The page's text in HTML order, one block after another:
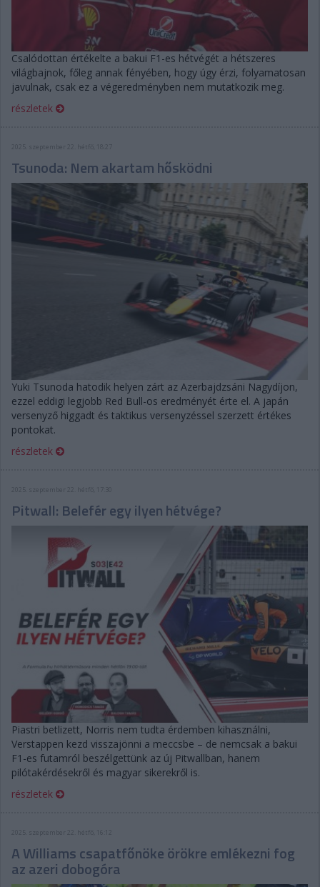
Csalódottan értékelte a bakui F1-es hétvégét a hétszeres
világbajnok, főleg annak fényében, hogy úgy érzi, folyamatosan
javulnak, csak ez a végeredményben nem mutatkozik meg.
részletek
2025. szeptember 22. hétfő, 18:27
Tsunoda: Nem akartam hősködni
Yuki Tsunoda hatodik helyen zárt az Azerbajdzsáni Nagydíjon,
ezzel eddigi legjobb Red Bull-os eredményét érte el. A japán
versenyző higgadt és taktikus versenyzéssel szerzett értékes
pontokat.
részletek
2025. szeptember 22. hétfő, 17:30
Pitwall: Belefér egy ilyen hétvége?
Piastri betlizett, Norris nem tudta érdemben kihasználni,
Verstappen kezd visszajönni a meccsbe – de nemcsak a bakui
F1-es futamról beszélgettünk az új Pitwallban, hanem
pilótakérdésekről és magyar sikerekről is.
részletek
2025. szeptember 22. hétfő, 16:12
A Williams csapatfőnöke örökre emlékezni fog
az azeri dobogóra